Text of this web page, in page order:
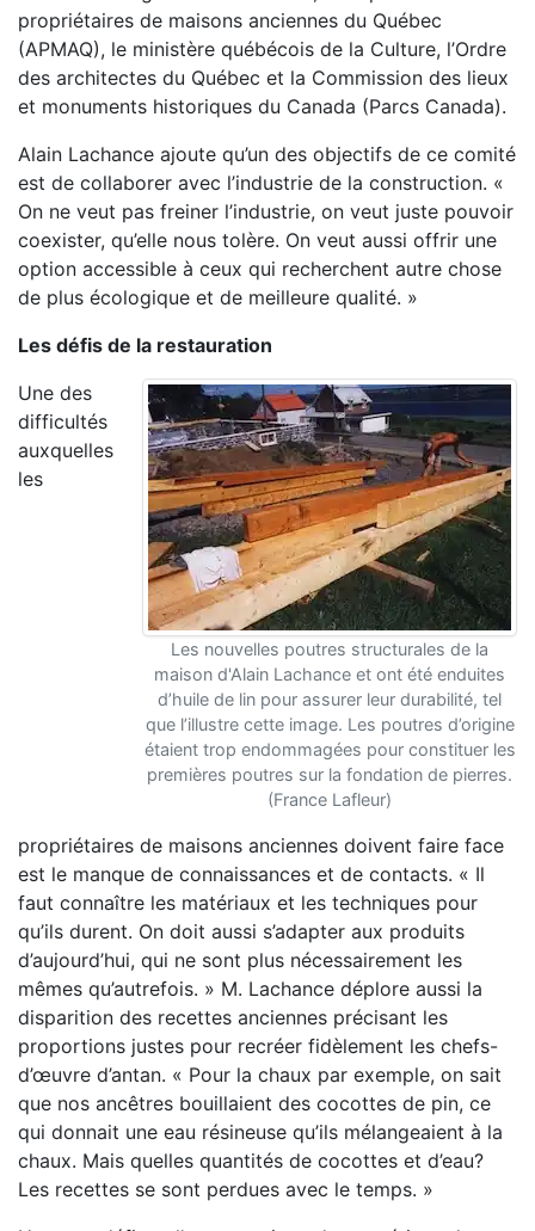
propriétaires de maisons anciennes du Québec
(APMAQ), le ministère québécois de la Culture, l’Ordre
des architectes du Québec et la Commission des lieux
et monuments historiques du Canada (Parcs Canada).
Alain Lachance ajoute qu’un des objectifs de ce comité
est de collaborer avec l’industrie de la construction. «
On ne veut pas freiner l’industrie, on veut juste pouvoir
coexister, qu’elle nous tolère. On veut aussi offrir une
option accessible à ceux qui recherchent autre chose
de plus écologique et de meilleure qualité. »
Les défis de la restauration
Les nouvelles poutres structurales de la
maison d'Alain Lachance et ont été enduites
d’huile de lin pour assurer leur durabilité, tel
que l’illustre cette image. Les poutres d’origine
étaient trop endommagées pour constituer les
premières poutres sur la fondation de pierres.
(France Lafleur)
Une des
difficultés
auxquelles
les
propriétaires de maisons anciennes doivent faire face
est le manque de connaissances et de contacts. « Il
faut connaître les matériaux et les techniques pour
qu’ils durent. On doit aussi s’adapter aux produits
d’aujourd’hui, qui ne sont plus nécessairement les
mêmes qu’autrefois. » M. Lachance déplore aussi la
disparition des recettes anciennes précisant les
proportions justes pour recréer fidèlement les chefs-
d’œuvre d’antan. « Pour la chaux par exemple, on sait
que nos ancêtres bouillaient des cocottes de pin, ce
qui donnait une eau résineuse qu’ils mélangeaient à la
chaux. Mais quelles quantités de cocottes et d’eau?
Les recettes se sont perdues avec le temps. »